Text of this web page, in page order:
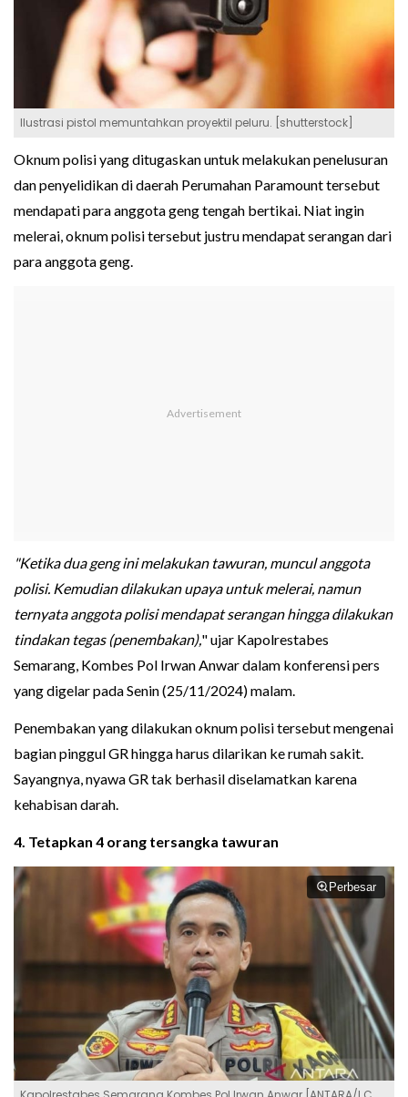
Ilustrasi pistol memuntahkan proyektil peluru. [shutterstock]
Oknum polisi yang ditugaskan untuk melakukan penelusuran
dan penyelidikan di daerah Perumahan Paramount tersebut
mendapati para anggota geng tengah bertikai. Niat ingin
melerai, oknum polisi tersebut justru mendapat serangan dari
para anggota geng.
"Ketika dua geng ini melakukan tawuran, muncul anggota
polisi. Kemudian dilakukan upaya untuk melerai, namun
ternyata anggota polisi mendapat serangan hingga dilakukan
tindakan tegas (penembakan)," ujar Kapolrestabes
Semarang, Kombes Pol Irwan Anwar dalam konferensi pers
yang digelar pada Senin (25/11/2024) malam.
Penembakan yang dilakukan oknum polisi tersebut mengenai
bagian pinggul GR hingga harus dilarikan ke rumah sakit.
Sayangnya, nyawa GR tak berhasil diselamatkan karena
kehabisan darah.
4. Tetapkan 4 orang tersangka tawuran
Perbesar